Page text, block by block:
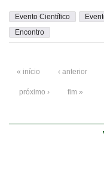
Evento Científico
Encontro
« início ‹ anterior
próximo › fim »